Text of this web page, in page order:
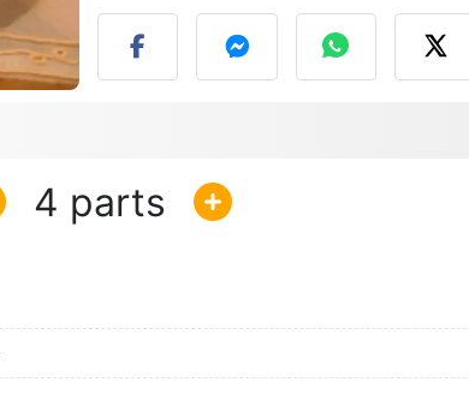
4